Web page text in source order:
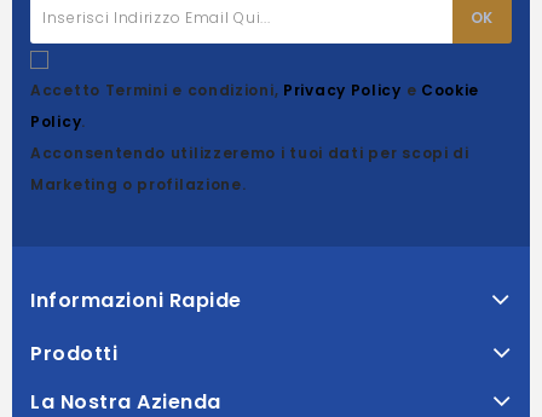
Accetto Termini e condizioni, Privacy Policy e Cookie
Policy.
Acconsentendo utilizzeremo i tuoi dati per scopi di
Marketing o profilazione.
Informazioni Rapide
Prodotti
La Nostra Azienda